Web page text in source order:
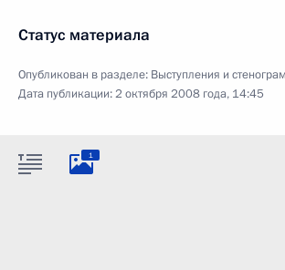
Статус материала
Опубликован в разделе: Выступления и
Дата публикации:2 октября 2008 года, 14:45
1